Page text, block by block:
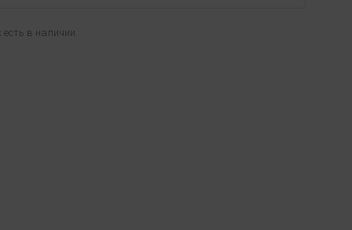
есть в наличии.